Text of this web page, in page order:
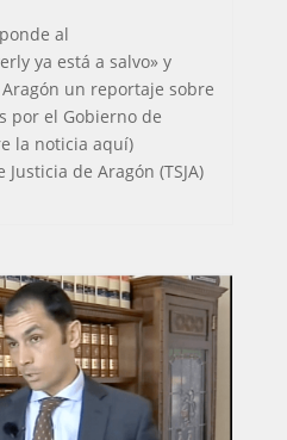
al
ya está a salvo» y
un reportaje sobre
por el Gobierno de
la noticia aquí)
de Aragón (TSJA)